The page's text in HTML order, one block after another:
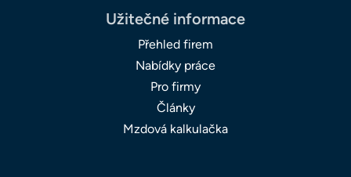
Užitečné informace
Přehled firem
Nabídky práce
Pro firmy
Články
Mzdová kalkulačka